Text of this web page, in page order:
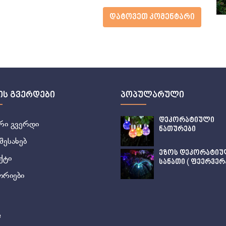
დატოვეთ კომენტარი
გვერდები
გვერდი
პოპულარული
დეკორატიული
ნათურები
ეზოს
სანათი (